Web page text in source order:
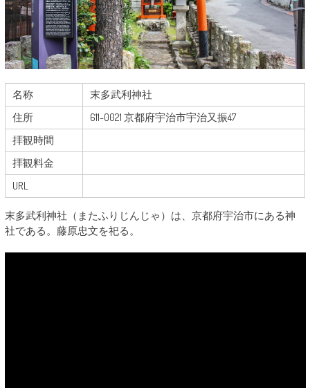
名称
末多武利神社
住所
611-0021 京都府宇治市宇治又振47
拝観時間
拝観料金
URL
末多武利神社（またふりじんじゃ）は、京都府宇治市にある神
社である。藤原忠文を祀る。